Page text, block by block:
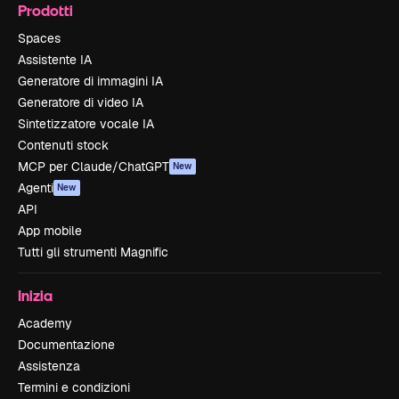
Prodotti
Spaces
Assistente IA
Generatore di immagini IA
Generatore di video IA
Sintetizzatore vocale IA
Contenuti stock
MCP per Claude/ChatGPT New
Agenti New
API
App mobile
Tutti gli strumenti Magnific
Inizia
Academy
Documentazione
Assistenza
Termini e condizioni